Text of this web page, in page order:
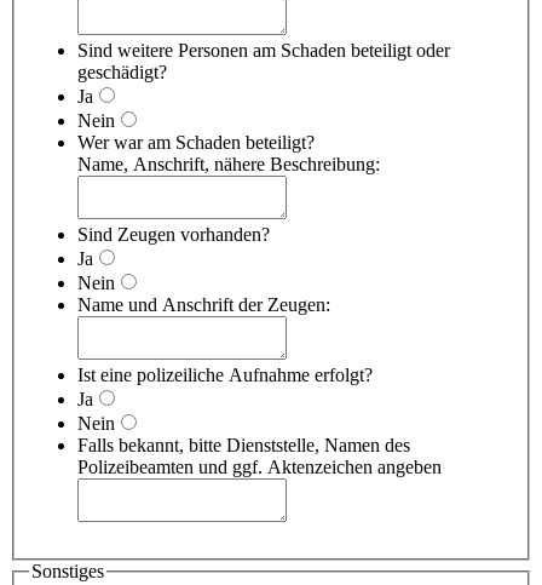
Sind weitere Personen am Schaden beteiligt oder
geschädigt?
Ja
Nein
Wer war am Schaden beteiligt?
Name, Anschrift, nähere Beschreibung:
Sind Zeugen vorhanden?
Ja
Nein
Name und Anschrift der Zeugen:
Ist eine polizeiliche Aufnahme erfolgt?
Ja
Nein
Falls bekannt, bitte Dienststelle, Namen des
Polizeibeamten und ggf. Aktenzeichen angeben
Sonstiges